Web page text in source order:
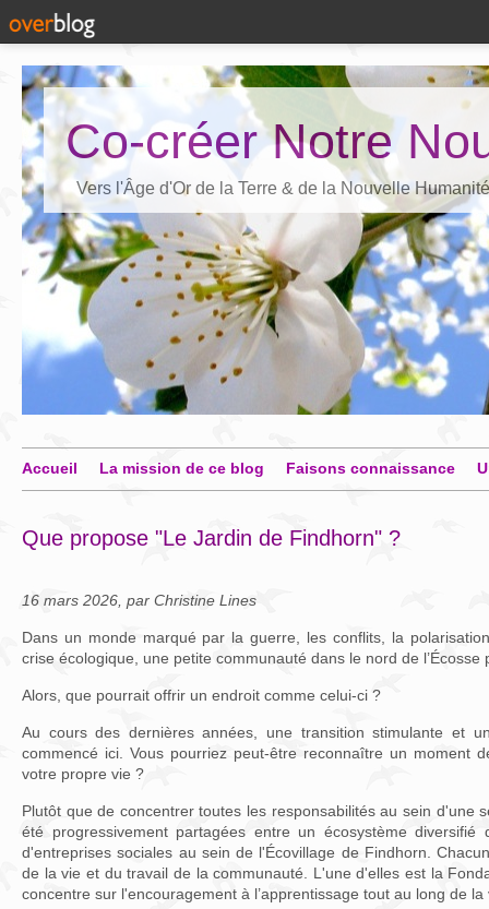
Co-créer Notre
Vers l'Âge d'Or de la Terre & de la Nouvelle Humanité
Accueil La mission de ce blog Faisons connaissance
Que propose "Le Jardin de Findhorn" ?
16 mars 2026, par Christine Lines
Dans un monde marqué par la guerre, les conflits, la
crise écologique, une petite communauté dans le nord de
Alors, que pourrait offrir un endroit comme celui-ci ?
Au cours des dernières années, une transition stimulante et
commencé ici. Vous pourriez peut-être reconnaître un moment
votre propre vie ?
Plutôt que de concentrer toutes les responsabilités au sein d'une
été progressivement partagées entre un écosystème diversifié
d'entreprises sociales au sein de l'Écovillage de Findhorn.
de la vie et du travail de la communauté. L'une d'elles est la
concentre sur l'encouragement à l’apprentissage tout au long de la